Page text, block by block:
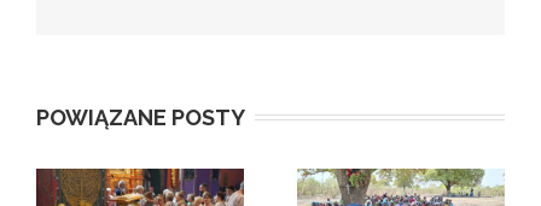
POWIĄZANE POSTY